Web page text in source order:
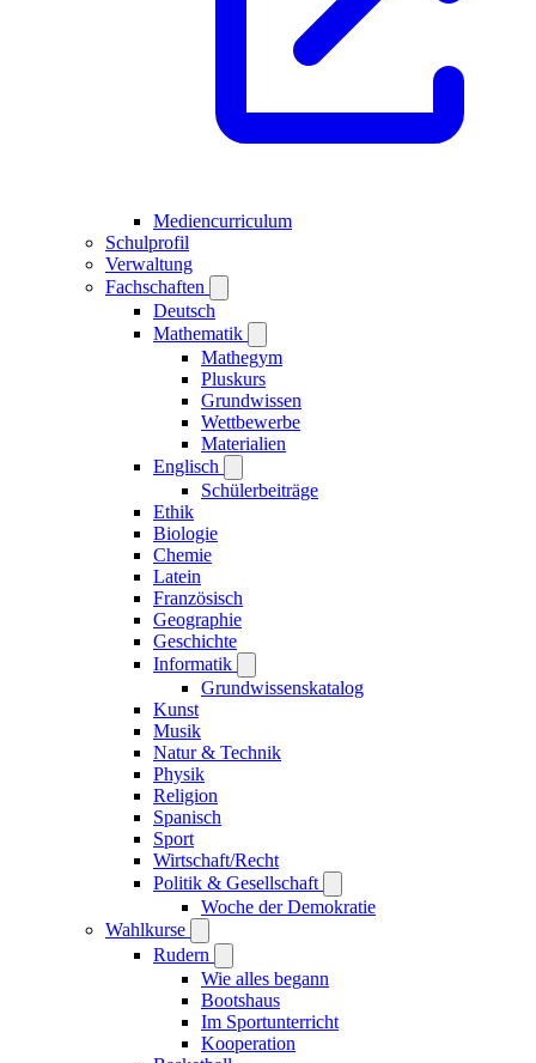
Mediencurriculum
Schulprofil
Verwaltung
Fachschaften
Deutsch
Mathematik
Mathegym
Pluskurs
Grundwissen
Wettbewerbe
Materialien
Englisch
Schülerbeiträge
Ethik
Biologie
Chemie
Latein
Französisch
Geographie
Geschichte
Informatik
Grundwissenskatalog
Kunst
Musik
Natur & Technik
Physik
Religion
Spanisch
Sport
Wirtschaft/Recht
Politik & Gesellschaft
Woche der Demokratie
Wahlkurse
Rudern
Wie alles begann
Bootshaus
Im Sportunterricht
Kooperation